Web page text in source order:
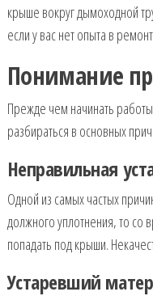
крыше вокруг дымоходной
если у вас нет опыта в
Понимание
Прежде чем начинать
разбираться в основных
Неправильная
Одной из самых частых
должного уплотнения, то со
попадать под крыши.
Устаревший